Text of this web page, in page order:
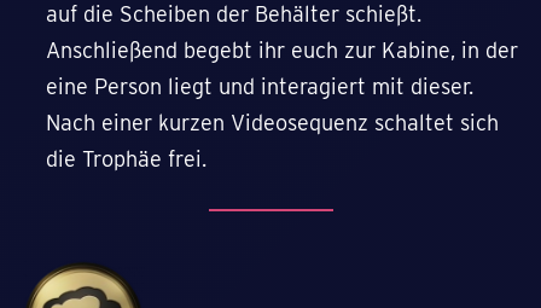
auf die Scheiben der Behälter schießt.
Anschließend begebt ihr euch zur Kabine, in der
eine Person liegt und interagiert mit dieser.
Nach einer kurzen Videosequenz schaltet sich
die Trophäe frei.